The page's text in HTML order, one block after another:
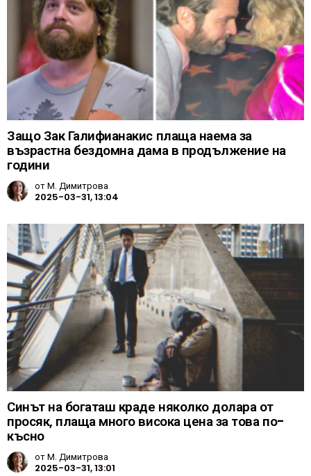
Защо Зак Галифианакис плаща наема за
възрастна бездомна дама в продължение на
години
отМ. Димитрова
2025-03-31, 13:04
Синът на богаташ краде няколко долара от
просяк, плаща много висока цена за това по-
късно
отМ. Димитрова
2025-03-31, 13:01